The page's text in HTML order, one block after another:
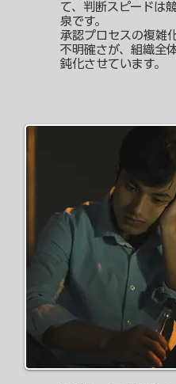
て、判断スピードは
泉です。
承認プロセスの複雑
不明確さが、組織全
鈍化させています。